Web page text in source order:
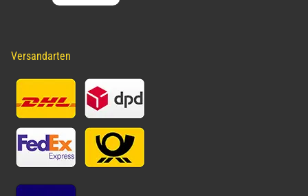
Versandarten